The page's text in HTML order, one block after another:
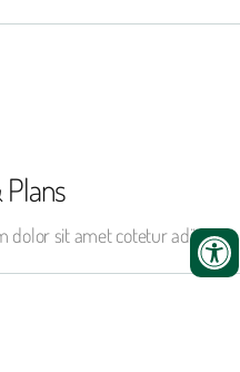
Plans
dolor sit amet cotetur adiing.